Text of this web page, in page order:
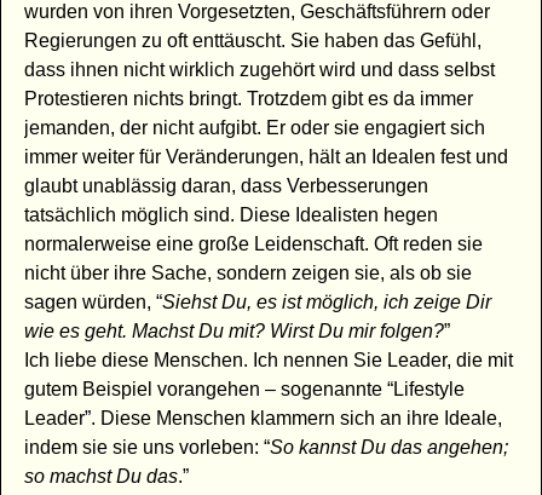
wurden von ihren Vorgesetzten, Geschäftsführern oder
Regierungen zu oft enttäuscht. Sie haben das Gefühl,
dass ihnen nicht wirklich zugehört wird und dass selbst
Protestieren nichts bringt. Trotzdem gibt es da immer
jemanden, der nicht aufgibt. Er oder sie engagiert sich
immer weiter für Veränderungen, hält an Idealen fest und
glaubt unablässig daran, dass Verbesserungen
tatsächlich möglich sind. Diese Idealisten hegen
normalerweise eine große Leidenschaft. Oft reden sie
nicht über ihre Sache, sondern zeigen sie, als ob sie
sagen würden, “Siehst Du, es ist möglich, ich zeige Dir
wie es geht. Machst Du mit? Wirst Du mir folgen?”
Ich liebe diese Menschen. Ich nennen Sie Leader, die mit
gutem Beispiel vorangehen – sogenannte “Lifestyle
Leader”. Diese Menschen klammern sich an ihre Ideale,
indem sie sie uns vorleben: “So kannst Du das angehen;
so machst Du das.”